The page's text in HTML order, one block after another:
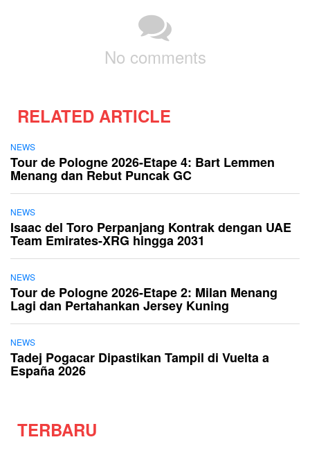
No comments
RELATED ARTICLE
NEWS
Tour de Pologne 2026-Etape 4: Bart Lemmen
Menang dan Rebut Puncak GC
NEWS
Isaac del Toro Perpanjang Kontrak dengan UAE
Team Emirates-XRG hingga 2031
NEWS
Tour de Pologne 2026-Etape 2: Milan Menang
Lagi dan Pertahankan Jersey Kuning
NEWS
Tadej Pogacar Dipastikan Tampil di Vuelta a
España 2026
TERBARU